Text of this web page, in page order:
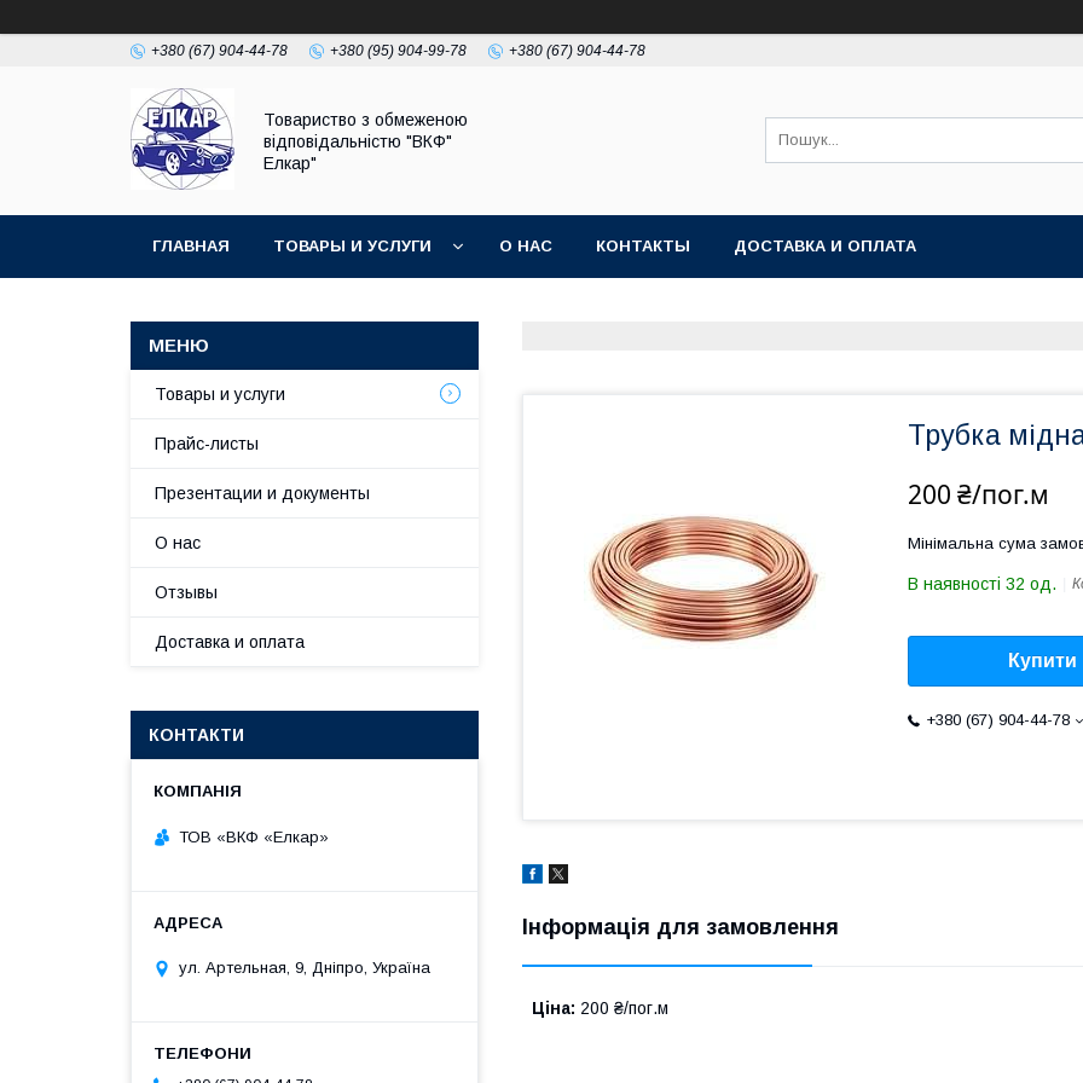
+380 (67) 904-44-78 +380 (95) 904-99-78 +380 (67) 904-44-78
Товариство з обмеженою
відповідальністю "ВКФ"
Елкар"
ГЛАВНАЯ ТОВАРЫ И УСЛУГИ О НАС КОНТАКТЫ ДОСТАВКА И ОПЛАТА
Трубка
200 ₴/пог.м
Мінімальна сума
В наявності 32 од.
Купити
+380 (67) 904-44-78
Інформація для замовлення
Ціна: 200 ₴/пог.м
Товары и услуги
Прайс-листы
Презентации и документы
О нас
Отзывы
Доставка и оплата
КОНТАКТИ
ТОВ «ВКФ «Елкар»
ул. Артельная, 9, Дніпро, Україна